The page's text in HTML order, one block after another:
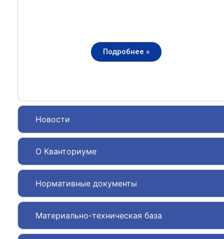
Новости
О Кванториуме
Нормативные документы
Материально-техническая база
Подробнее »